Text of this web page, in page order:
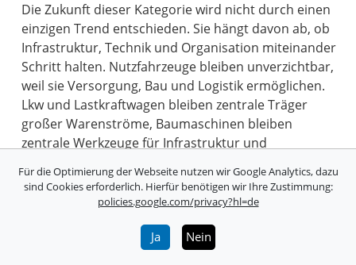
Die Zukunft dieser Kategorie wird nicht durch einen
einzigen Trend entschieden. Sie hängt davon ab, ob
Infrastruktur, Technik und Organisation miteinander
Schritt halten. Nutzfahrzeuge bleiben unverzichtbar,
weil sie Versorgung, Bau und Logistik ermöglichen.
Lkw und Lastkraftwagen bleiben zentrale Träger
großer Warenströme, Baumaschinen bleiben
zentrale Werkzeuge für Infrastruktur und
wird sich an der Praxis messen lassen: an
Zuverlässigkeit, Sicherheit und daran, ob die
Für die Optimierung der Webseite nutzen wir Google Analytics, dazu
sind Cookies erforderlich. Hierfür benötigen wir Ihre Zustimmung:
policies.google.com/privacy?hl=de
Ja Nein